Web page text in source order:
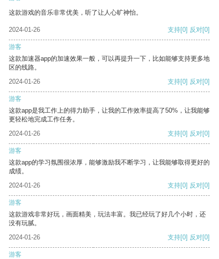
这款游戏的音乐非常优美，听了让人心旷神怡。
2024-01-26 支持[0] 反对[0]
游客
这款加速器app的加速效果一般，可以再提升一下，比如能够支持更多地
区的线路。
2024-01-26
支持[0] 反对[0]
游客
这款app是我工作上的得力助手，让我的工作效率提高了50%，让我能够
更轻松地完成工作任务。
2024-01-26
支持[0] 反对[0]
游客
这款app的学习氛围很浓厚，能够激励我不断学习，让我能够取得更好的
成绩。
2024-01-26
支持[0] 反对[0]
游客
这款游戏非常好玩，画面精美，玩法丰富。我已经玩了好几个小时，还
没有玩腻。
2024-01-26
支持[0] 反对[0]
游客